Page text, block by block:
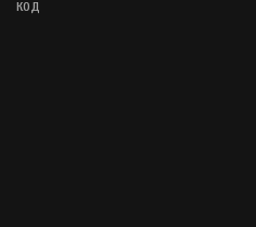
код